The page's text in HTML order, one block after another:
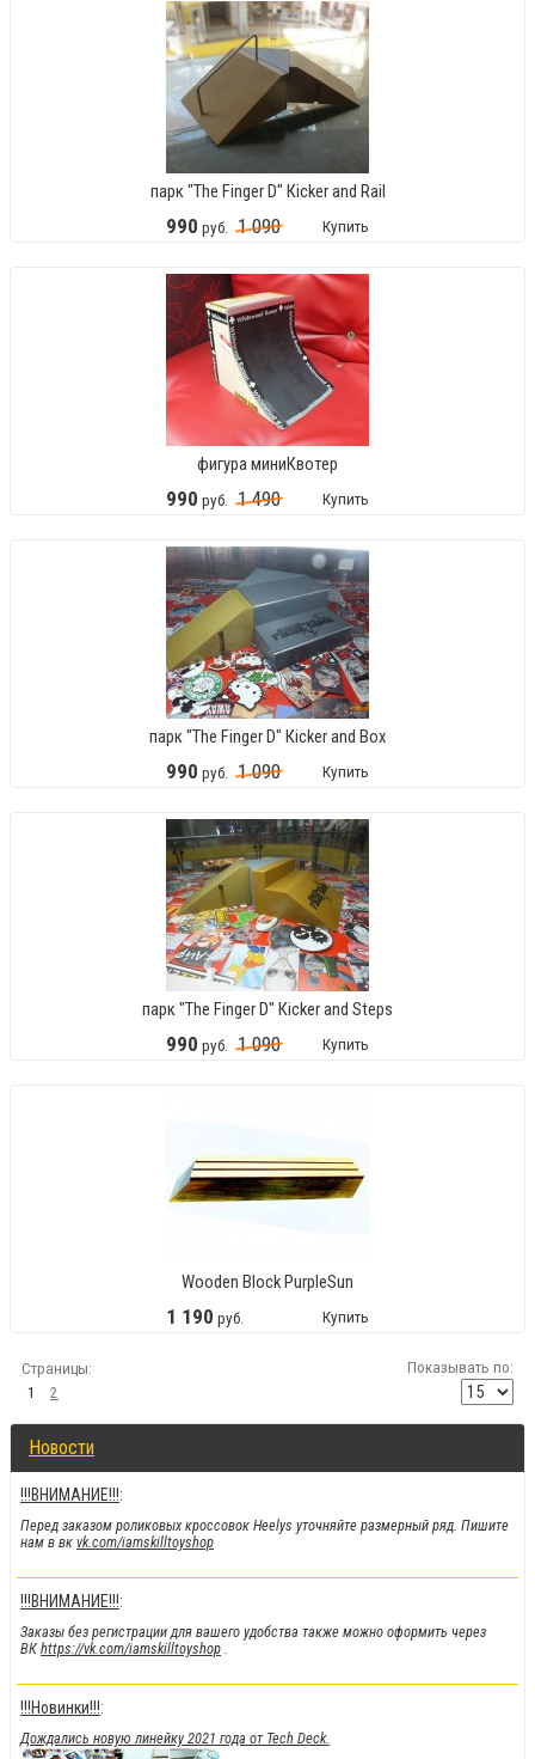
Новости
!!!ВНИМАНИЕ!!!:
Перед заказом роликовых кроссовок Heelys уточняйте размерный ряд. Пишите
нам в вк vk.com/iamskilltoyshop
!!!ВНИМАНИЕ!!!:
Заказы без регистрации для вашего удобства также можно оформить через
ВКhttps://vk.com/iamskilltoyshop
!!!Новинки!!!:
Дождались новую линейку 2021 года от Tech Deck.
парк "The Finger D" Кicker and Rail
990 руб. 1 090 Купить
фигура миниКвотер
990 руб. 1 490 Купить
парк "The Finger D" Кicker and Box
990 руб. 1 090 Купить
парк "The Finger D" Кicker and Steps
990 руб. 1 090 Купить
Wooden Block PurpleSun
1 190 руб. Купить
Страницы:
1
2
Показывать по: